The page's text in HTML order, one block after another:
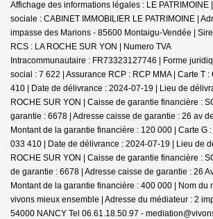
Affichage des informations légales : LE PATRIMOINE
sociale : CABINET IMMOBILIER LE PATRIMOINE |
impasse des Marions - 85600 Montaigu-Vendée |
RCS : LA ROCHE SUR YON | Numero TVA
Intracommunautaire : FR73323127746 | Forme
social : 7 622 | Assurance RCP : RCP MMA | Carte T :
410 | Date de délivrance : 2024-07-19 | Lieu de
ROCHE SUR YON | Caisse de garantie financière :
garantie : 6678 | Adresse caisse de garantie : 26 av
Montant de la garantie financière : 120 000 | Carte G
033 410 | Date de délivrance : 2024-07-19 | Lieu de
ROCHE SUR YON | Caisse de garantie financière :
de garantie : 6678 | Adresse caisse de garantie : 26
Montant de la garantie financière : 400 000 | Nom du
vivons mieux ensemble | Adresse du médiateur : 2
54000 NANCY Tel 06.61.18.50.97 -